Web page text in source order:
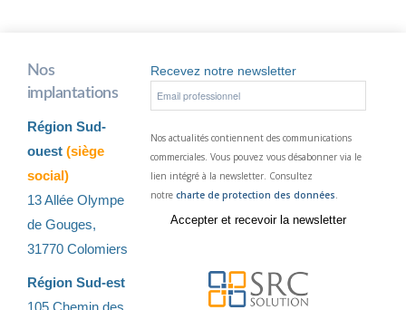
Nos
implantations
Région Sud-
ouest (siège
social)
13 Allée Olympe
de Gouges,
31770 Colomiers
Région Sud-est
105 Chemin des
Recevez notre newsletter
Nos actualités contiennent des communications
commerciales. Vous pouvez vous désabonner via le
lien intégré à la newsletter. Consultez
notre charte de protection des données